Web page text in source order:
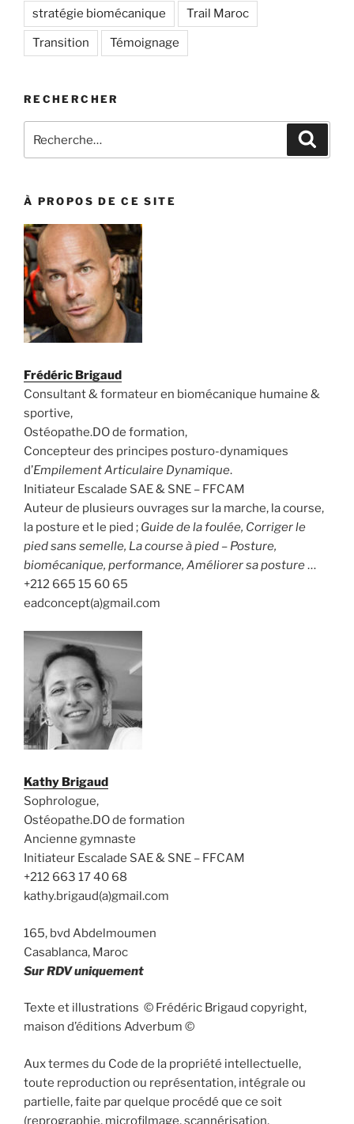
stratégie biomécanique Trail Maroc
Transition Témoignage
RECHERCHER
pour
À PROPOS DE CE SITE
Frédéric Brigaud
Consultant & formateur en biomécanique humaine &
sportive,
Ostéopathe.DO de formation,
Concepteur des principes posturo-dynamiques
d’Empilement Articulaire Dynamique.
Initiateur Escalade SAE & SNE – FFCAM
Auteur de plusieurs ouvrages sur la marche, la course,
la posture et le pied ; Guide de la foulée, Corriger le
pied sans semelle, La course à pied – Posture,
biomécanique, performance, Améliorer sa posture…
+212 665 15 60 65
eadconcept(a)gmail.com
Kathy Brigaud
Sophrologue,
Ostéopathe.DO de formation
Ancienne gymnaste
Initiateur Escalade SAE & SNE – FFCAM
+212 663 17 40 68
kathy.brigaud(a)gmail.com
165, bvd Abdelmoumen
Casablanca, Maroc
Sur RDV uniquement
Texte et illustrations © Frédéric Brigaud copyright,
maison d’éditions Adverbum ©
Aux termes du Code de la propriété intellectuelle,
toute reproduction ou représentation, intégrale ou
partielle, faite par quelque procédé que ce soit
(reprographie, microfilmage, scannérisation,